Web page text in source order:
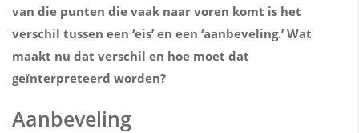
van die punten die vaak naar voren komt is het
verschil tussen een ‘eis’ en een ‘aanbeveling.’ Wat
maakt nu dat verschil en hoe moet dat
geïnterpreteerd worden?
Aanbeveling